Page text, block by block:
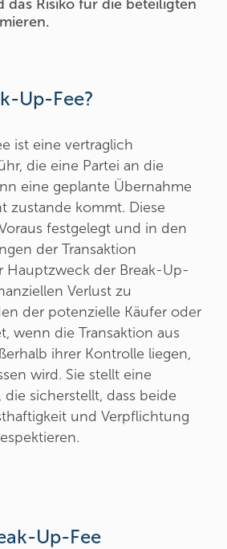
das Risiko für die beteiligten
Up-Fee?
ist eine vertraglich
die eine Partei an die
eine geplante Übernahme
zustande kommt. Diese
festgelegt und in den
der Transaktion
Hauptzweck der Break-Up-
Verlust zu
der potenzielle Käufer oder
wenn die Transaktion aus
ihrer Kontrolle liegen,
wird. Sie stellt eine
sicherstellt, dass beide
und Verpflichtung
Up-Fee